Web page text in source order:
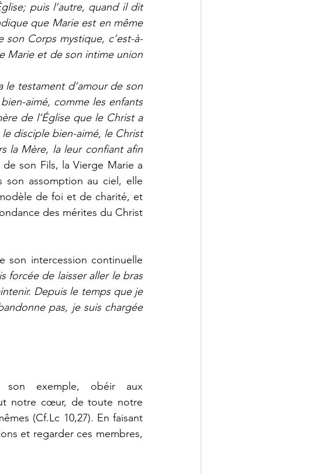
puis l’autre, quand il dit
que Marie est en même
Corps mystique, c’est-à-
Marie et de son intime union
testament d’amour de son
aimé, comme les enfants
de l’Église que le Christ a
disciple bien-aimé, le Christ
la Mère, la leur confiant afin
de son Fils, la Vierge Marie a
son assomption au ciel, elle
de foi et de charité, et
des mérites du Christ
son intercession continuelle
forcée de laisser aller le bras
Depuis le temps que je
pas, je suis chargée
son exemple, obéir aux
notre cœur, de toute notre
(Cf.Lc 10,27). En faisant
et regarder ces membres,